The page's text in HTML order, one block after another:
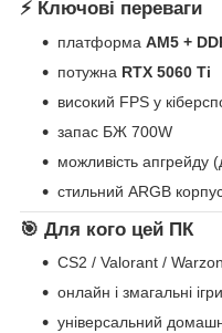
⚡ Ключові переваги
платформа AM5 +
потужна RTX 5060 Ti
високий FPS у
запас БЖ 700W
можливість апгрейду
стильний ARGB
🎯 Для кого цей ПК
CS2 / Valorant /
онлайн і змагальні ігри
універсальний